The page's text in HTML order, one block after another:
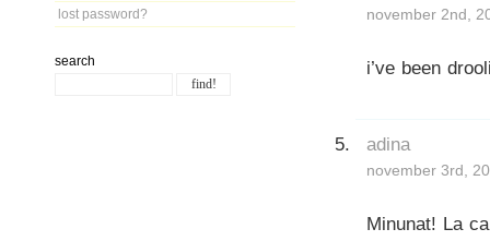
lost password?
search
november 2nd,
i’ve been
adina
november 3rd,
Minunat! La